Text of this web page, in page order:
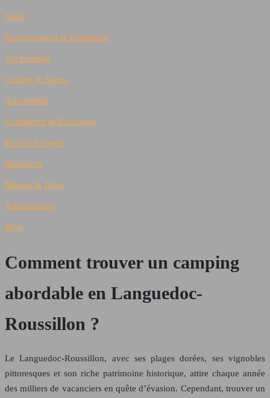
Santé
Enseignement & Formation
Vie Pratique
Culture & Sports
Automobile
Commerce & Economie
Beauté & mode
High-tech
Maison & Déco
Alimentation
Blog
Comment trouver un camping
abordable en Languedoc-
Roussillon ?
Le Languedoc-Roussillon, avec ses plages dorées, ses vignobles
pittoresques et son riche patrimoine historique, attire chaque année
des milliers de vacanciers en quête d’évasion. Cependant, trouver un